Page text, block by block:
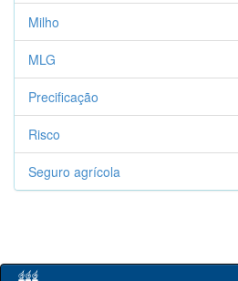
Milho
MLG
Precificação
Risco
Seguro agrícola